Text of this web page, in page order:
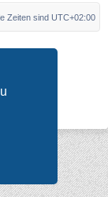
Zeiten sind UTC+02:00